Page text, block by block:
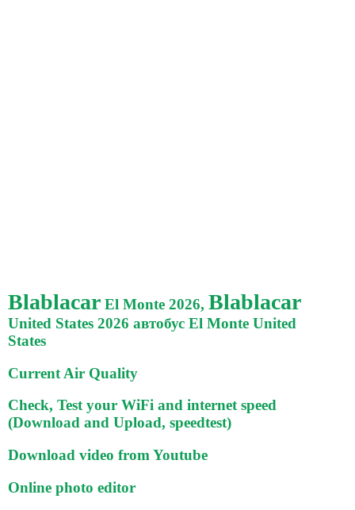
Blablacar El Monte 2026, Blablacar
United States 2026 автобус El Monte United
States
Current Air Quality
Check, Test your WiFi and internet speed
(Download and Upload, speedtest)
Download video from Youtube
Online photo editor